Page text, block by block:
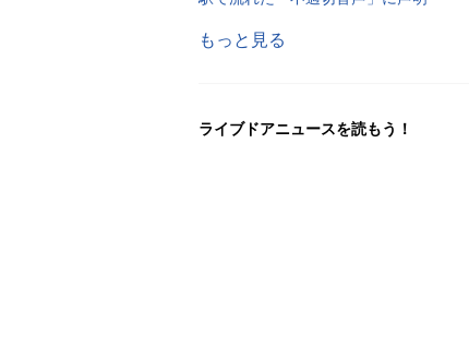
もっと見る
ライブドアニュースを読もう！